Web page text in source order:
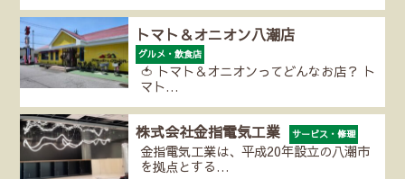
トマト＆オニオン八潮店
グルメ・飲食店
🍅 トマト＆オニオンってどんなお店？ ト
マト…
株式会社金指電気工業 サービス・修理
金指電気工業は、平成20年設立の八潮市
を拠点とする…